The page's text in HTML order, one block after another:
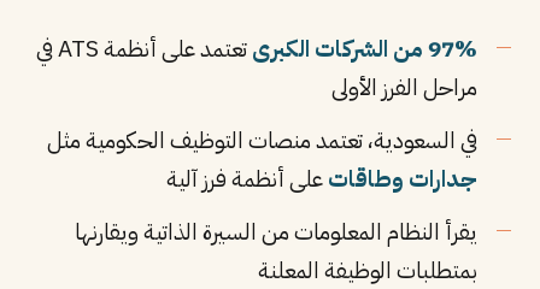
97% من الشركات الكبرى
تعتمد على أنظمة ATS في
مراحل الفرز الأولى
في السعودية، تعتمد منصات التوظيف الحكومية مثل
جدارات وطاقاتعلى أنظمة فرز آلية
يقرأ النظام المعلومات من السيرة الذاتية ويقارنها
بمتطلبات الوظيفة المعلنة